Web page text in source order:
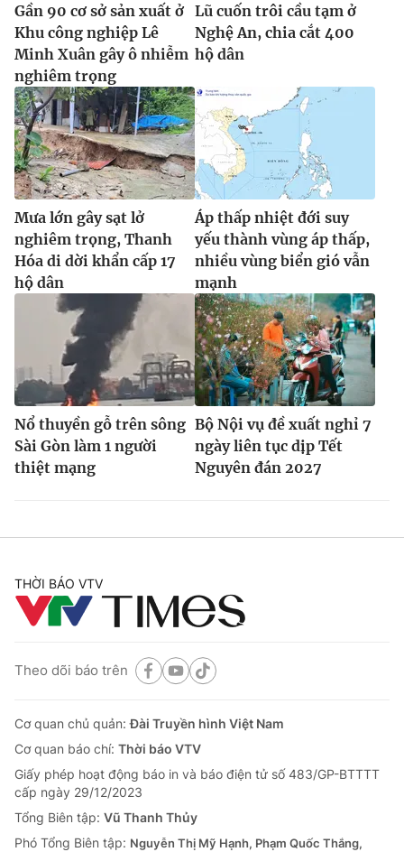
Gần 90 cơ sở sản xuất ở
Khu công nghiệp Lê
Minh Xuân gây ô nhiễm
nghiêm trọng
Lũ cuốn trôi cầu tạm ở
Nghệ An, chia cắt 400
hộ dân
Mưa lớn gây sạt lở
nghiêm trọng, Thanh
Hóa di dời khẩn cấp 17
hộ dân
Áp thấp nhiệt đới suy
yếu thành vùng áp thấp,
nhiều vùng biển gió vẫn
mạnh
Nổ thuyền gỗ trên sông
Sài Gòn làm 1 người
thiệt mạng
Bộ Nội vụ đề xuất nghỉ 7
ngày liên tục dịp Tết
Nguyên đán 2027
THỜI BÁO VTV
Theo dõi báo trên
Cơ quan chủ quản:Đài Truyền hình Việt Nam
Cơ quan báo chí: Thời báo VTV
Giấy phép hoạt động báo in và báo điện tử số 483/GP-BTTTT
cấp ngày 29/12/2023
Tổng Biên tập: Vũ Thanh Thủy
Phó Tổng Biên tập: Nguyễn Thị Mỹ Hạnh, Phạm Quốc Thắng,